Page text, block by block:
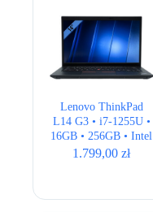
Lenovo ThinkPad
L14 G3 • i7-1255U •
16GB • 256GB • Intel
UHD • 14″ Full HD •
1.799,00zł